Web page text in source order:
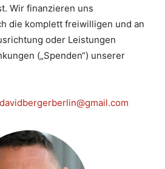
Wir finanzieren uns
die komplett freiwilligen und an
oder Leistungen
(„Spenden“) unserer
davidbergerberlin@gmail.com